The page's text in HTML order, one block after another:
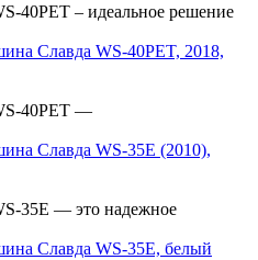
40PET – идеальное решение
Славда WS-40PET, 2018,
40PET —
Славда WS-35E (2010),
35E — это надежное
Славда WS-35E, белый